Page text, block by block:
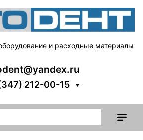
и расходные материалы
212-00-15